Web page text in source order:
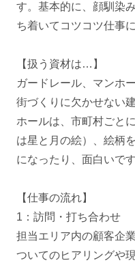
す。基本的に、顔馴染
ち着いてコツコツ仕事
【扱う資材は…】
ガードレール、マンホ
街づくりに欠かせない
ホールは、市町村ごと
は星と月の絵）、絵柄
になったり、面白いです
【仕事の流れ】
1：訪問・打ち合わせ
担当エリア内の顧客企
ついてのヒアリングや